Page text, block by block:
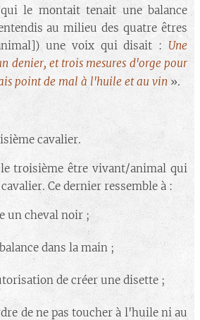
le montait tenait une balance
au milieu des quatre êtres
une voix qui disait : Une
denier, et trois mesures d'orge pour
point de mal à l'huile et au vin ».
cavalier.
troisième être vivant/animal qui
Ce dernier ressemble à :
un cheval noir ;
dans la main ;
de créer une disette ;
de ne pas toucher à l'huile ni au